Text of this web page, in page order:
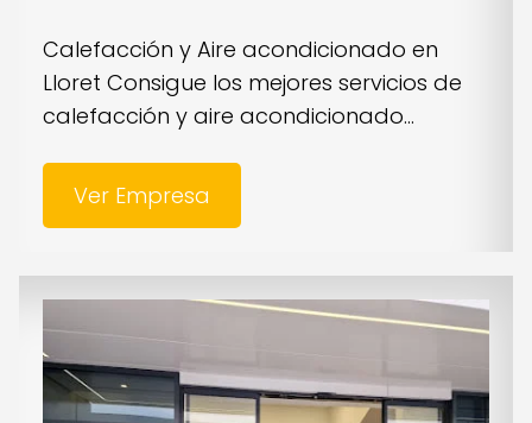
Calefacción y Aire acondicionado en
Lloret Consigue los mejores servicios de
calefacción y aire acondicionado...
Ver Empresa